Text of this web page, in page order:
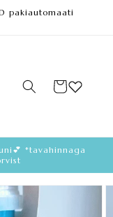
pakiautomaati
Ostukorv
*tavahinnaga